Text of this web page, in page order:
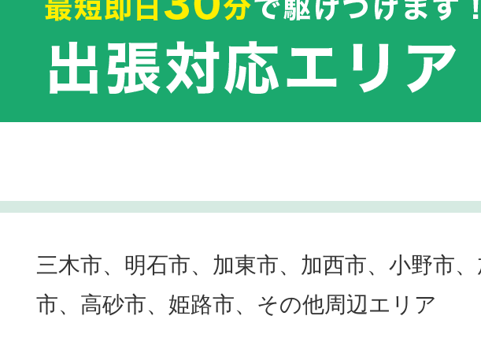
三木市、明石市、加東市、加西市、小野市
市、高砂市、姫路市、その他周辺エリア